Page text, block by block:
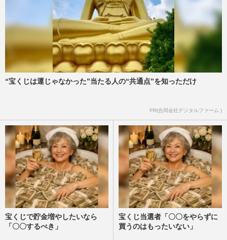
“宝くじは運じゃなかった”当たる人の“共通点”を知っただけ
PR(合同会社デジタルファーム )
宝くじで貯金増やしたいなら
「〇〇するべき」
宝くじ当選者「〇〇をやらずに
買うのはもったいない」